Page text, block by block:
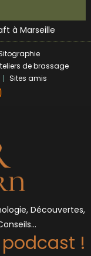
à Marseille
brassicole
de pain ?
de brassage
Sites amis
Découvertes,
!